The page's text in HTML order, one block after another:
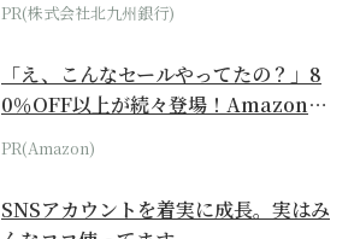
PR(株式会社北九州銀行)
「え、こんなセールやってたの？」8
0％OFF以上が続々登場！Amazonの
本気が...
PR(Amazon)
SNSアカウントを着実に成長。実はみ